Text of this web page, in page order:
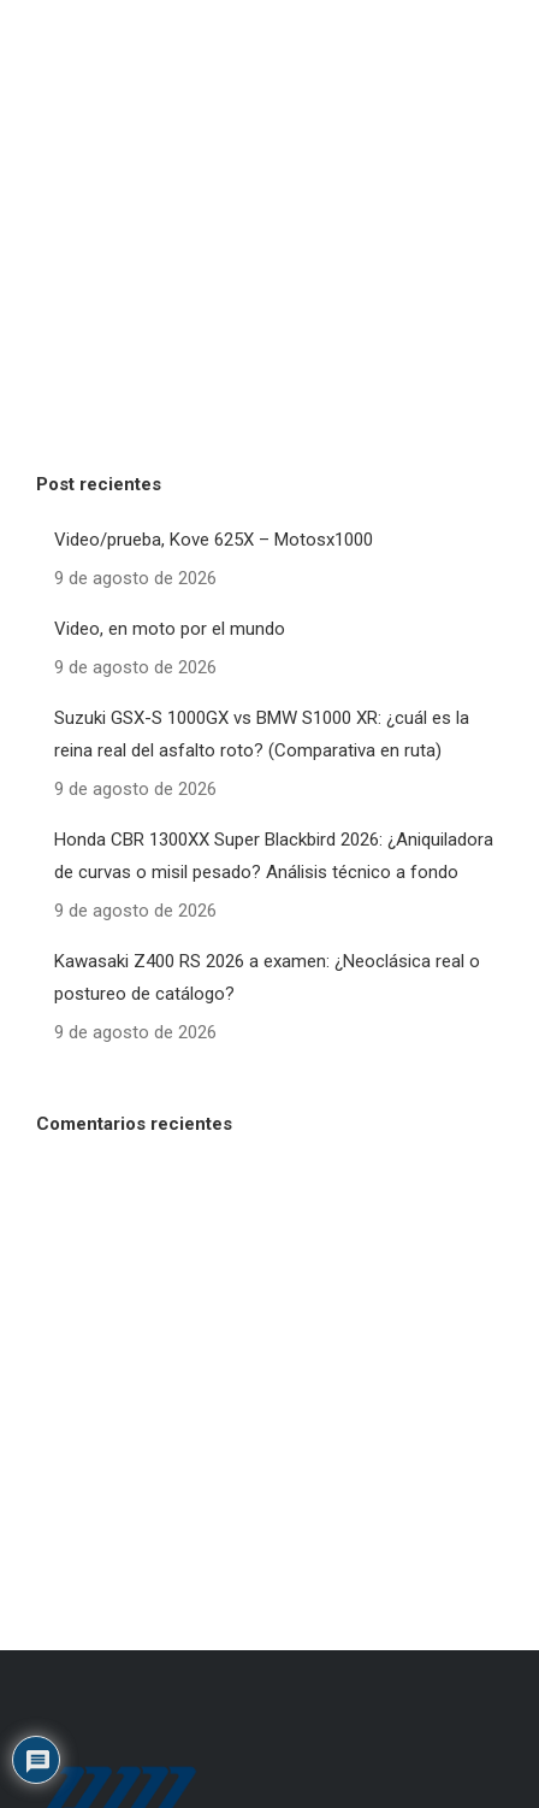
Post recientes
Video/prueba, Kove 625X – Motosx1000
9 de agosto de 2026
Video, en moto por el mundo
9 de agosto de 2026
Suzuki GSX-S 1000GX vs BMW S1000 XR: ¿cuál es la
reina real del asfalto roto? (Comparativa en ruta)
9 de agosto de 2026
Honda CBR 1300XX Super Blackbird 2026: ¿Aniquiladora
de curvas o misil pesado? Análisis técnico a fondo
9 de agosto de 2026
Kawasaki Z400 RS 2026 a examen: ¿Neoclásica real o
postureo de catálogo?
9 de agosto de 2026
Comentarios recientes